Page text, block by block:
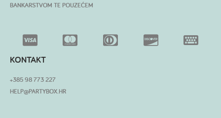
BANKARSTVOM TE POUZEĆEM
KONTAKT
+385 98 773 227
HELP@PARTYBOX.HR